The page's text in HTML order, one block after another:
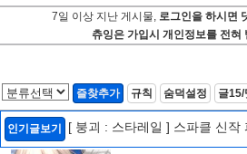
7일 이상 지난 게시물, 로그인을 하시면
츄잉은 가입시 개인정보를 전혀
즐찾추가 규칙 숨덕설정 글
인기글보기 [ 붕괴 : 스타레일 ] 스파클 신작